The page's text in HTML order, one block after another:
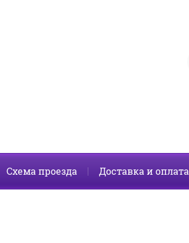
Схема проезда Доставка и оплата